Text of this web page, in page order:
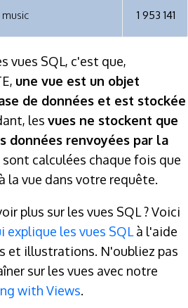
music 1 953 141
vues SQL, c'est que,
une vue est un objet
de données et est stockée
les vues ne stockent que
données renvoyées par la
sont calculées chaque fois que
la vue dans votre requête.
plus sur les vues SQL ? Voici
les vues SQL à l'aide
et illustrations. N'oubliez pas
sur les vues avec notre
with Views.